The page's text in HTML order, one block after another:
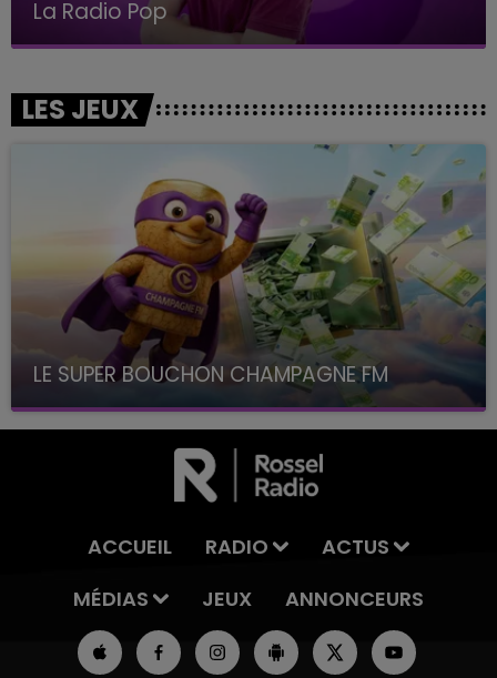
La Radio Pop
LES JEUX
LE SUPER BOUCHON CHAMPAGNE FM
avec La Famille Champagne FM, à 8H10
ACCUEIL RADIO
ACTUS
MÉDIAS
JEUX ANNONCEURS